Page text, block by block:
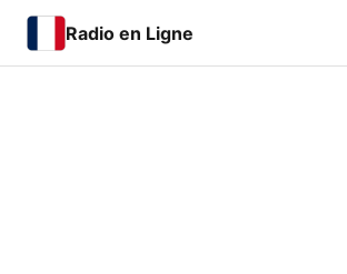
Radio en Ligne